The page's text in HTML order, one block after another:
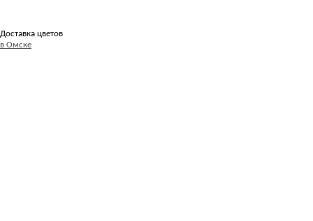
Доставка цветов
в Омске